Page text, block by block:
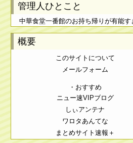
管理人ひとこと
中華食堂一番館のお持ち帰りが有能す
概要
このサイトについて
メールフォーム
・おすすめ
ニュー速VIPブログ
しぃアンテナ
ワロタあんてな
まとめサイト速報＋